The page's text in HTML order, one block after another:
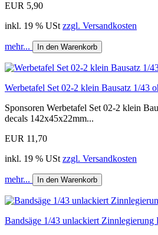
EUR 5,90
inkl. 19 % USt zzgl. Versandkosten
mehr... In den Warenkorb
Werbetafel Set 02-2 klein Bausatz 1/43
Sponsoren Werbetafel Set 02-2 klein
decals 142x45x22mm...
EUR 11,70
inkl. 19 % USt zzgl. Versandkosten
mehr... In den Warenkorb
Bandsäge 1/43 unlackiert Zinnlegierung